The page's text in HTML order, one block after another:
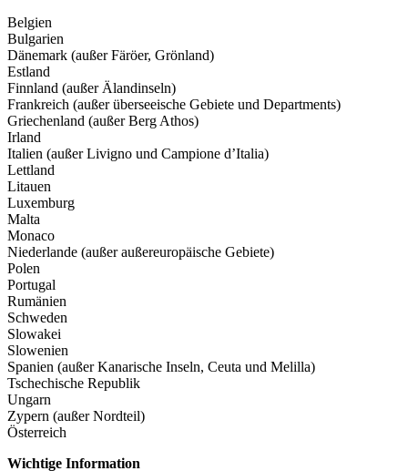
Belgien
Bulgarien
Dänemark (außer Färöer, Grönland)
Estland
Finnland (außer Älandinseln)
Frankreich (außer überseeische Gebiete und Departments)
Griechenland (außer Berg Athos)
Irland
Italien (außer Livigno und Campione d’Italia)
Lettland
Litauen
Luxemburg
Malta
Monaco
Niederlande (außer außereuropäische Gebiete)
Polen
Portugal
Rumänien
Schweden
Slowakei
Slowenien
Spanien (außer Kanarische Inseln, Ceuta und Melilla)
Tschechische Republik
Ungarn
Zypern (außer Nordteil)
Österreich
Wichtige Information